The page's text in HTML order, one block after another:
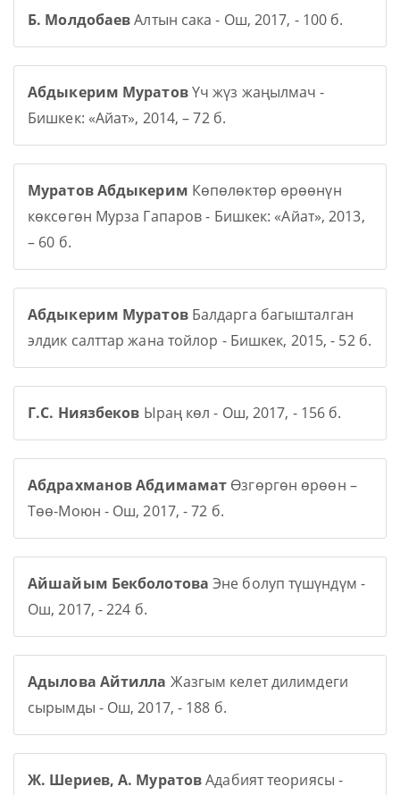
Б. МолдобаевАлтын сака - Ош, 2017, - 100 б.
Абдыкерим МуратовҮч жүз жаңылмач -
Бишкек: «Айат», 2014, – 72 б.
Муратов Абдыкерим Көпөлөктөр өрөөнүн
көксөгөн Мурза Гапаров - Бишкек: «Айат», 2013,
– 60 б.
Абдыкерим МуратовБалдарга багышталган
элдик салттар жана тойлор - Бишкек, 2015, - 52 б.
Г.С. Ниязбеков Ыраң көл - Ош, 2017, - 156 б.
Абдрахманов Абдимамат Өзгөргөн өрөөн –
Төө-Моюн - Ош, 2017, - 72 б.
Айшайым Бекболотова Эне болуп түшүндүм -
Ош, 2017, - 224 б.
Адылова Айтилла Жазгым келет дилимдеги
сырымды - Ош, 2017, - 188 б.
Ж. Шериев, А. МуратовАдабият теориясы -